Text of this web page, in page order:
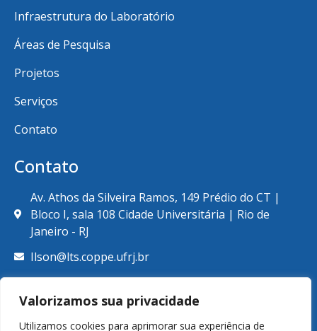
Valorizamos sua privacidade
Utilizamos cookies para aprimorar sua experiência de
Infraestrutura do Laboratório
Áreas de Pesquisa
Projetos
Serviços
Contato
Contato
Av. Athos da Silveira Ramos, 149 Prédio do CT |
Bloco I, sala 108 Cidade Universitária | Rio de
Janeiro - RJ
Ilson@lts.coppe.ufrj.br
+55 (21) 39387789